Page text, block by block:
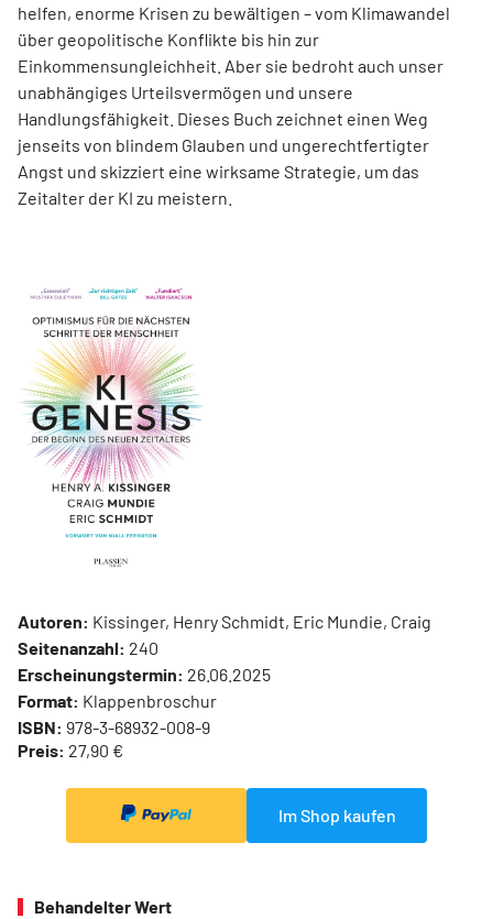
helfen, enorme Krisen zu bewältigen – vom Klimawandel
über geo­poli­tische Konflikte bis hin zur
Einkommensungleichheit. Aber sie bedroht auch unser
unabhängiges Urteilsvermögen und unsere
Handlungsfähigkeit. Dieses Buch zeichnet einen Weg
jenseits von blindem Glauben und ungerechtfertigter
Angst und skizziert eine wirksame Strategie, um das
Zeitalter der KI zu meistern.
Autoren: Kissinger, Henry Schmidt, Eric Mundie, Craig
Seitenanzahl: 240
Erscheinungstermin: 26.06.2025
Format: Klappenbroschur
ISBN: 978-3-68932-008-9
Preis: 27,90 €
Im Shop kaufen
Behandelter Wert